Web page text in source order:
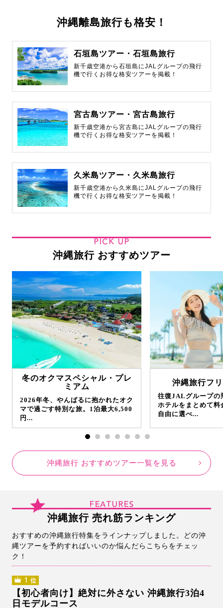
沖縄離島旅行も格安！
石垣島ツアー・石垣島旅行
新千歳空港から石垣島にJALグループの飛行
機で行くお得な格安ツアーを掲載！
宮古島ツアー・宮古島旅行
新千歳空港から宮古島にJALグループの飛行
機で行くお得な格安ツアーを掲載！
久米島ツアー・久米島旅行
新千歳空港から久米島にJALグループの飛行
機で行くお得な格安ツアーを掲載！
PICK UP
沖縄旅行 おすすめツアー
冬のオクマスペシャル・プレ
ミアム
2026年冬、やんばるに抱かれたオク
マで過ごす特別な旅。1泊最大6,500
円...
沖縄旅行フ
往復JALグループの
ホテルをまとめて料
自由に選べ...
沖縄旅行 おすすめツアー一覧を見る
FEATURES
沖縄旅行 売れ筋ランキング
おすすめの沖縄旅行特集をラインナップしました。どの沖
縄ツアーを予約すればいいのか悩んだらこちらをチェッ
ク！
1 位
【初心者向け】絶対に外さない 沖縄旅行3泊4
日モデルコース